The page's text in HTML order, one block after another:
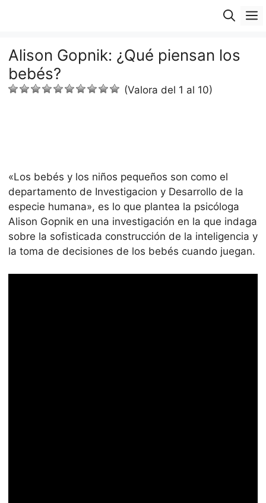
Alison Gopnik: ¿Qué piensan los
bebés?
(Valora del 1 al 10)
«Los bebés y los niños pequeños son como el
departamento de Investigacion y Desarrollo de la
especie humana», es lo que plantea la psicóloga
Alison Gopnik en una investigación en la que indaga
sobre la sofisticada construcción de la inteligencia y
la toma de decisiones de los bebés cuando juegan.